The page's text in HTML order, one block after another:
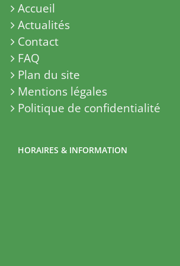
Accueil
Actualités
Contact
FAQ
Plan du site
Mentions légales
Politique de confidentialité
HORAIRES & INFORMATION